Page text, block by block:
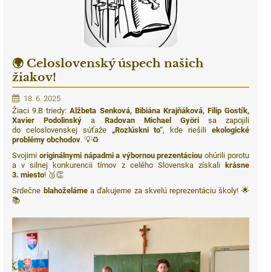
🌍 Celoslovenský úspech našich
žiakov!
18. 6. 2025
Žiaci 9.B triedy:Alžbeta Senková, Bibiána Krajňáková, Filip Gostík,
Xavier Podolinský a Radovan Michael Györisa zapojili
do celoslovenskej súťaže „Rozlúskni to“, kde riešili ekologické
problémy obchodov. 💡♻️
Svojimi originálnymi nápadmi a výbornou prezentáciou ohúrili porotu
a v silnej konkurencii tímov z celého Slovenska získali
krásne
3. miesto! 🥉👏
Srdečne blahoželámea ďakujeme za skvelú reprezentáciu školy! 🌟
📚